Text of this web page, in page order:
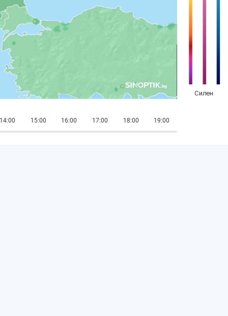
15:00 16:00 17:00 18:00 19:00